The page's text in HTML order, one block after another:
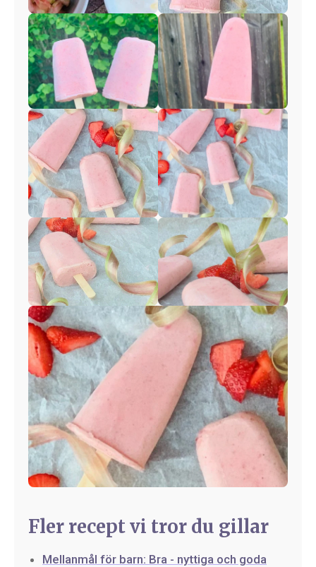
Fler recept vi tror du gillar
Mellanmål för barn: Bra - nyttiga och goda